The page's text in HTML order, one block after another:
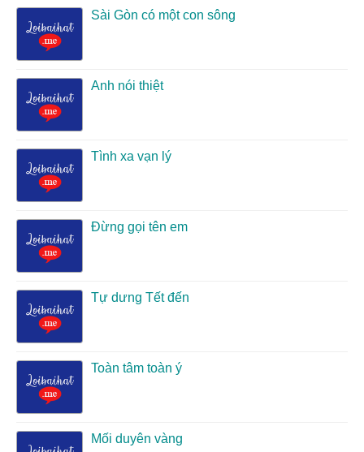
Sài Gòn có một con sông
Anh nói thiệt
Tình xa vạn lý
Đừng gọi tên em
Tự dưng Tết đến
Toàn tâm toàn ý
Mối duyên vàng